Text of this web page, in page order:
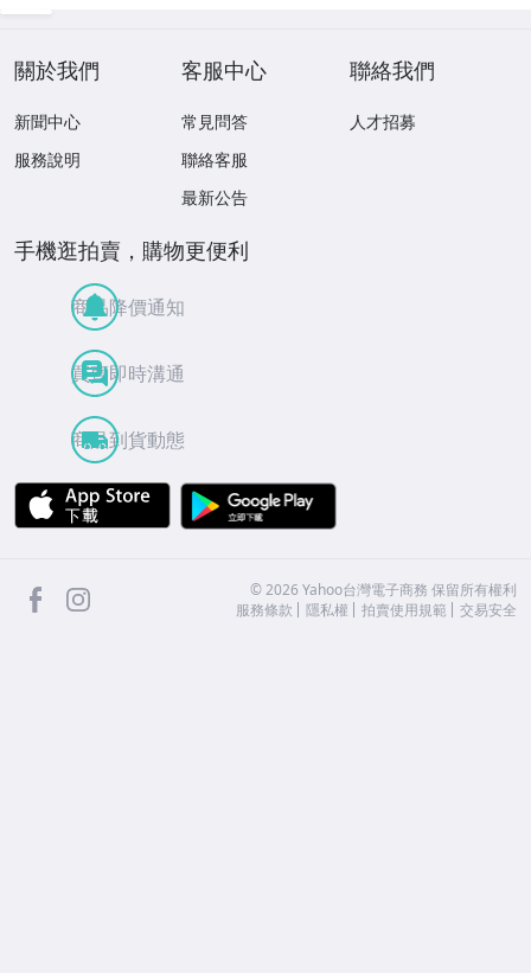
關於我們
新聞中心
服務說明
客服中心
常見問答
聯絡客服
最新公告
聯絡我們
人才招募
手機逛拍賣，購物更便利
商品降價通知
買賣即時溝通
商品到貨動態
APP Store
facebook ©2026 Yahoo台灣電子商務 保留所有權利
服務條款
隱私權 拍賣使用規範 交易安全